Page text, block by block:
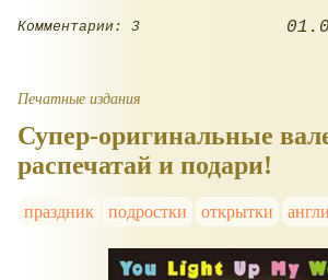
Комментарии: 3
Печатные издания
Супер-оригинальные
распечатай и подари!
праздник подростки открытки